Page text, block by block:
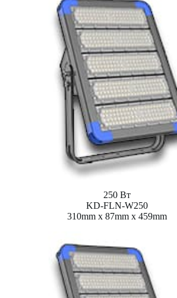
250 Вт
KD-FLN-W250
310mm x 87mm x 459mm